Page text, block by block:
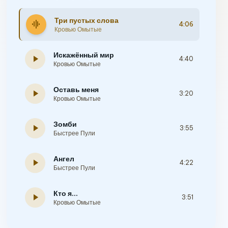
graphic_eq Три пустых слова
Кровью Омытые
4:06
play_arrow Искажённый мир
Кровью Омытые
4:40
play_arrow Оставь меня
Кровью Омытые
3:20
play_arrow Зомби
Быстрее Пули
3:55
play_arrow Ангел
Быстрее Пули
4:22
play_arrow Кто я...
Кровью Омытые
3:51